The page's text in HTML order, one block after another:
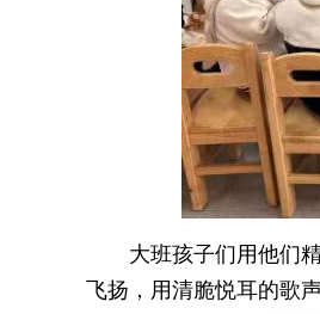
大班孩子们用他们
飞扬，用清脆悦耳的歌